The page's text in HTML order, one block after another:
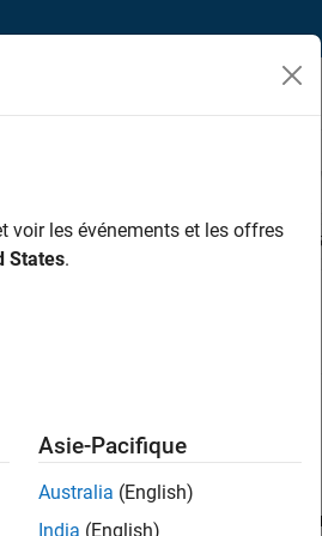
de produits 5
par lieu pour trouver
voir les événements et les offres
States.
Asie-Pacifique
Australia (English)
India (English)